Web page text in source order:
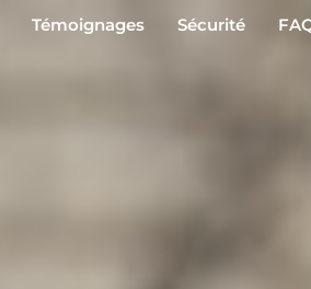
Témoignages Sécurité